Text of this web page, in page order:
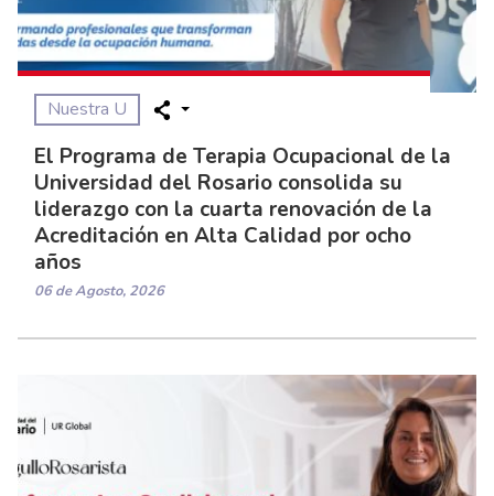
Nuestra U
El Programa de Terapia Ocupacional de la
Universidad del Rosario consolida su
liderazgo con la cuarta renovación de la
Acreditación en Alta Calidad por ocho
años
06 de Agosto, 2026